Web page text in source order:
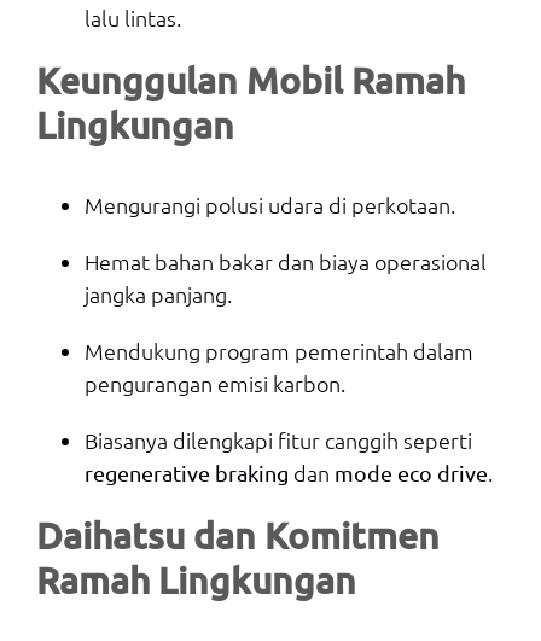
lalu lintas.
Keunggulan Mobil Ramah
Lingkungan
Mengurangi polusi udara di perkotaan.
Hemat bahan bakar dan biaya operasional
jangka panjang.
Mendukung program pemerintah dalam
pengurangan emisi karbon.
Biasanya dilengkapi fitur canggih seperti
regenerative braking dan mode eco drive.
Daihatsu dan Komitmen
Ramah Lingkungan